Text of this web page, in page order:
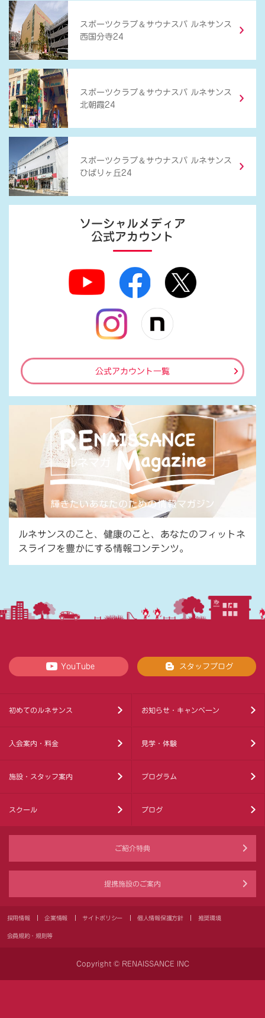
スポーツクラブ ＆ サウナスパ ルネサンス
西国分寺24
スポーツクラブ ＆ サウナスパ ルネサンス
北朝霞24
スポーツクラブ ＆ サウナスパ ルネサンス
ひばりヶ丘24
ソーシャルメディア
公式アカウント
公式アカウント一覧
ルネサンスのこと、健康のこと、あなたのフィットネ
スライフを豊かにする情報コンテンツ。
YouTube スタッフブログ
初めてのルネサンス お知らせ・キャンペーン
入会案内・料金 見学・体験
施設・スタッフ案内 プログラム
スクール ブログ
ご紹介特典
提携施設のご案内
採用情報 企業情報 サイトポリシー 個人情報保護方針 推奨環境
会員規約・規則等
Copyright © RENAISSANCE INC